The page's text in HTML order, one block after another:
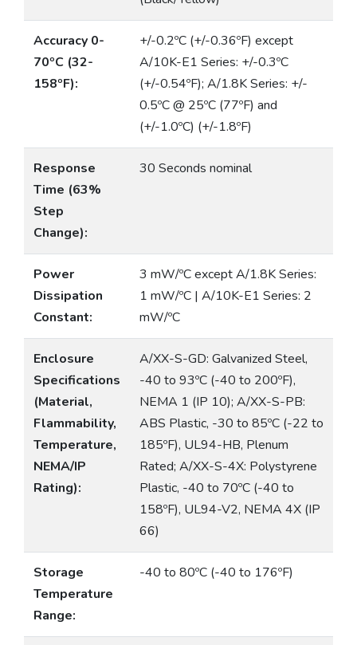
Accuracy 0-
70ºC (32-
158ºF):
+/-0.2ºC (+/-0.36ºF) except
A/10K-E1 Series: +/-0.3ºC
(+/-0.54ºF); A/1.8K Series: +/-
0.5ºC @ 25ºC (77ºF) and
(+/-1.0ºC) (+/-1.8ºF)
Response
Time (63%
Step
Change):
30 Seconds nominal
Power
Dissipation
Constant:
3 mW/ºC except A/1.8K Series:
1 mW/ºC | A/10K-E1 Series: 2
mW/ºC
Enclosure
Specifications
(Material,
Flammability,
Temperature,
NEMA/IP
Rating):
A/XX-S-GD: Galvanized Steel,
-40 to 93ºC (-40 to 200ºF),
NEMA 1 (IP 10); A/XX-S-PB:
ABS Plastic, -30 to 85ºC (-22 to
185ºF), UL94-HB, Plenum
Rated; A/XX-S-4X: Polystyrene
Plastic, -40 to 70ºC (-40 to
158ºF), UL94-V2, NEMA 4X (IP
66)
Storage
Temperature
Range:
-40 to 80ºC (-40 to 176ºF)